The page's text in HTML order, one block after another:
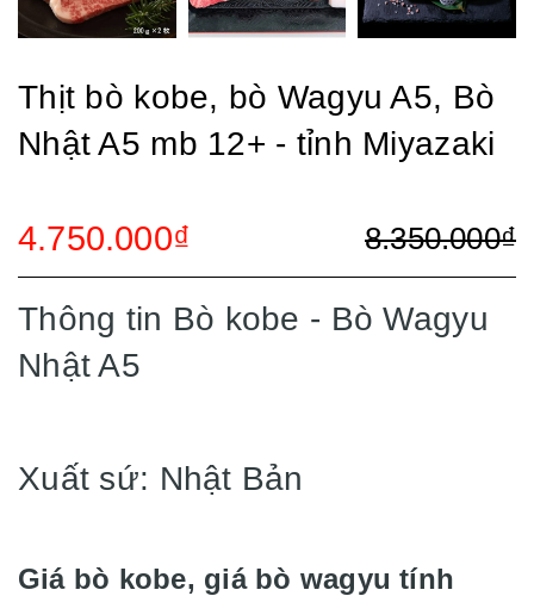
Thịt bò kobe, bò Wagyu A5, Bò
Nhật A5 mb 12+ - tỉnh Miyazaki
4.750.000₫ 8.350.000₫
Thông tin Bò kobe - Bò Wagyu
Nhật A5
Xuất sứ: Nhật Bản
Giá bò kobe, giá bò wagyu tính